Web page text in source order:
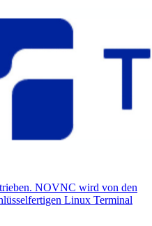
NOVNC wird von den
Linux Terminal